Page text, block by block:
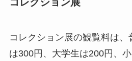
コレクション展の観覧料は
は300円、大学生は200円、